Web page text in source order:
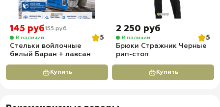
145 руб155 руб
В наличии
5
Стельки войлочные
белый Баран + лавсан
Купить
2 250 руб
В наличии
5
Брюки Стражник Черные
рип-стоп
Купить